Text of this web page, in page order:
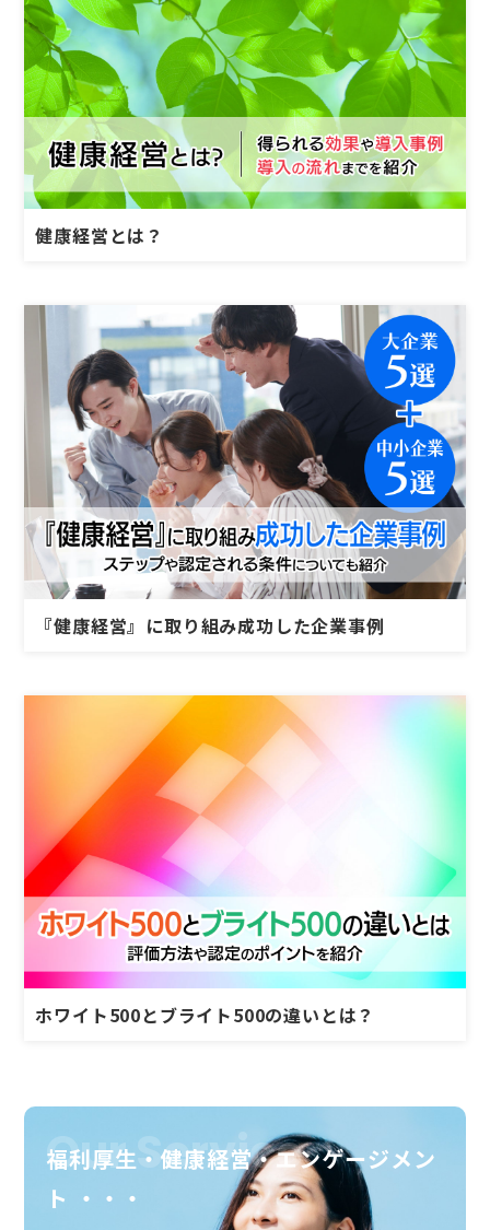
健康経営とは？
『健康経営』に取り組み成功した企業事例
ホワイト500とブライト500の違いとは？
福利厚生・健康経営・エンゲージメン
ト ・・・
Our Service